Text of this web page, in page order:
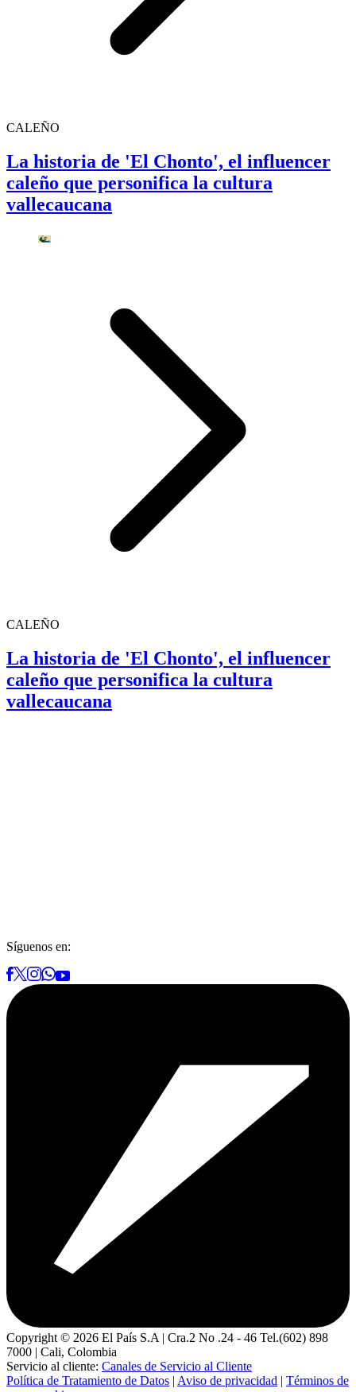
CALEÑO
La historia de 'El Chonto', el influencer
caleño que personifica la cultura
vallecaucana
CALEÑO
La historia de 'El Chonto', el influencer
caleño que personifica la cultura
vallecaucana
Síguenos en:
Copyright © 2026 El País S.A | Cra.2 No .24 - 46 Tel.(602) 898
7000 | Cali, Colombia
Servicio al cliente: Canales de Servicio al Cliente
Política de Tratamiento de Datos | Aviso de privacidad | Términos de